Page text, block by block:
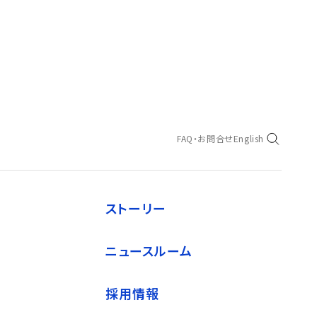
FAQ・お問合せEnglish
ストーリー
ニュースルーム
採用情報